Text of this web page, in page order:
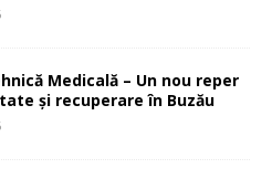
Medicală – Un nou reper
și recuperare în Buzău